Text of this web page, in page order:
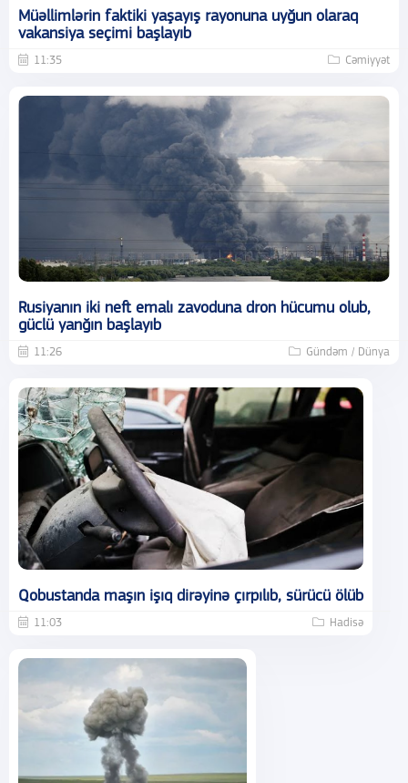
Müəllimlərin faktiki yaşayış rayonuna uyğun olaraq
vakansiya seçimi başlayıb
11:35 Cəmiyyət
Rusiyanın iki neft emalı zavoduna dron hücumu olub,
güclü yanğın başlayıb
11:26 Gündəm / Dünya
Qobustanda maşın işıq dirəyinə çırpılıb, sürücü ölüb
11:03 Hadisə